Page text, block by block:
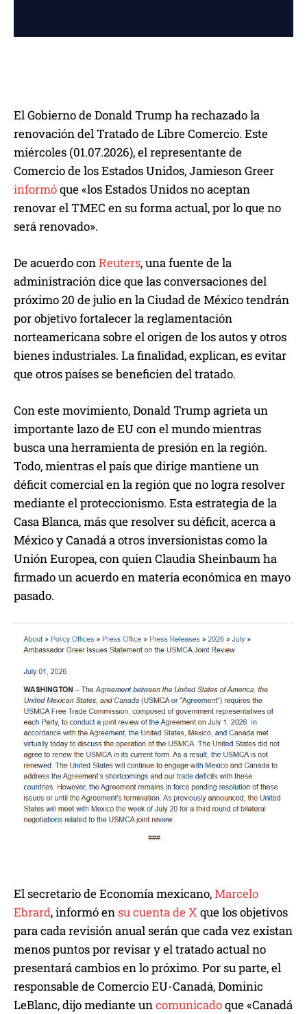
El Gobierno de Donald Trump ha rechazado la
renovación del Tratado de Libre Comercio. Este
miércoles (01.07.2026), el representante de
Comercio de los Estados Unidos, Jamieson Greer
informóque «los Estados Unidos no aceptan
renovar el TMEC en su forma actual, por lo que no
será renovado».
De acuerdo con Reuters, una fuente de la
administración dice que las conversaciones del
próximo 20 de julio en la Ciudad de México tendrán
por objetivo fortalecer la reglamentación
norteamericana sobre el origen de los autos y otros
bienes industriales. La finalidad, explican, es evitar
que otros países se beneficien del tratado.
Con este movimiento, Donald Trump agrieta un
importante lazo de EU con el mundo mientras
busca una herramienta de presión en la región.
Todo, mientras el país que dirige mantiene un
déficit comercial en la región que no logra resolver
mediante el proteccionismo. Esta estrategia de la
Casa Blanca, más que resolver su déficit, acerca a
México y Canadá a otros inversionistas como la
Unión Europea, con quien Claudia Sheinbaum ha
firmado un acuerdo en materia económica en mayo
pasado.
El secretario de Economía mexicano,Marcelo
Ebrard, informó ensu cuenta de X que los objetivos
para cada revisión anual serán que cada vez existan
menos puntos por revisar y el tratado actual no
presentará cambios en lo próximo. Por su parte, el
responsable de Comercio EU-Canadá, Dominic
LeBlanc, dijo mediante uncomunicadoque «Canadá